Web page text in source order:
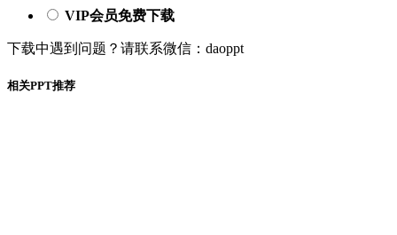
VIP会员免费下载
下载中遇到问题？请联系微信：daoppt
相关PPT推荐